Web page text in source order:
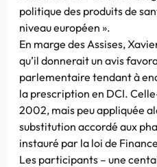
politique des produits de
niveau européen ».
En marge des Assises,
qu’il donnerait un avis
parlementaire tendant à
la prescription en DCI.
2002, mais peu appliquée
substitution accordé aux
instauré par la loi de
Les participants – une